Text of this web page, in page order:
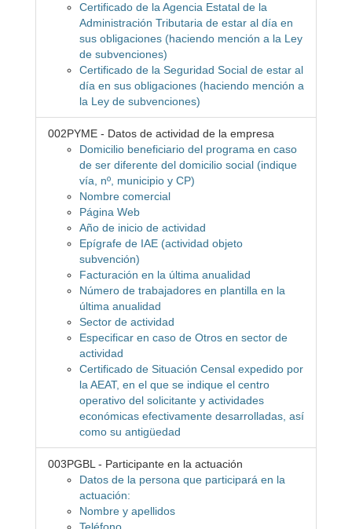
Certificado de la Agencia Estatal de la
Administración Tributaria de estar al día en
sus obligaciones (haciendo mención a la Ley
de subvenciones)
Certificado de la Seguridad Social de estar al
día en sus obligaciones (haciendo mención a
la Ley de subvenciones)
002PYME - Datos de actividad de la empresa
Domicilio beneficiario del programa en caso
de ser diferente del domicilio social (indique
vía, nº, municipio y CP)
Nombre comercial
Página Web
Año de inicio de actividad
Epígrafe de IAE (actividad objeto
subvención)
Facturación en la última anualidad
Número de trabajadores en plantilla en la
última anualidad
Sector de actividad
Especificar en caso de Otros en sector de
actividad
Certificado de Situación Censal expedido por
la AEAT, en el que se indique el centro
operativo del solicitante y actividades
económicas efectivamente desarrolladas, así
como su antigüedad
003PGBL - Participante en la actuación
Datos de la persona que participará en la
actuación:
Nombre y apellidos